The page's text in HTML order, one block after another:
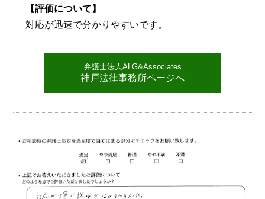
【評価について】
対応が迅速で分かりやすいです。
弁護士法人ALG&Associates
神戸法律事務所ページへ